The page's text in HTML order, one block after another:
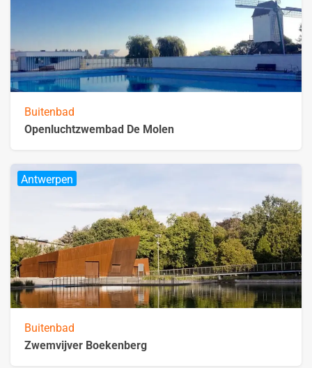
Buitenbad
Openluchtzwembad De Molen
Antwerpen
Buitenbad
Zwemvijver Boekenberg